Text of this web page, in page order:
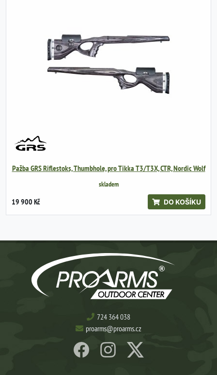
Pažba GRS Riflestoks, Thumbhole, pro Tikka T3/T3X, CTR, Nordic Wolf
skladem
19 900 Kč DO KOŠÍKU
724 364 038
proarms@proarms.cz